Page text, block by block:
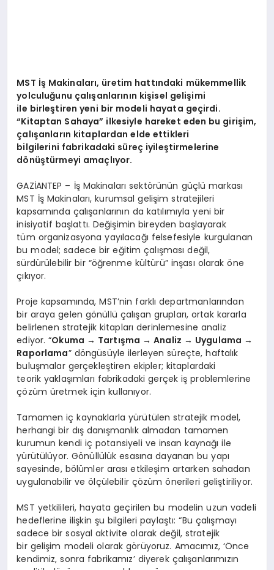
MST İş Makinaları, üretim hattındaki mükemmellik
yolculuğunu çalışanlarının kişisel gelişimi
ile birleştiren yeni bir modeli hayata geçirdi.
“Kitaptan Sahaya” ilkesiyle hareket eden bu girişim,
çalışanların kitaplardan elde ettikleri
bilgilerini fabrikadaki süreç iyileştirmelerine
dönüştürmeyi amaçlıyor.
GAZİANTEP – İş Makinaları sektörünün güçlü markası
MST İş Makinaları, kurumsal gelişim stratejileri
kapsamında çalışanlarının da katılımıyla yeni bir
inisiyatif başlattı. Değişimin bireyden başlayarak
tüm organizasyona yayılacağı felsefesiyle kurgulanan
bu model; sadece bir eğitim çalışması değil,
sürdürülebilir bir “öğrenme kültürü” inşası olarak öne
çıkıyor.
Proje kapsamında, MST’nin farklı departmanlarından
bir araya gelen gönüllü çalışan grupları, ortak kararla
belirlenen stratejik kitapları derinlemesine analiz
ediyor. “Okuma → Tartışma → Analiz → Uygulama →
Raporlama” döngüsüyle ilerleyen süreçte, haftalık
buluşmalar gerçekleştiren ekipler; kitaplardaki
teorik yaklaşımları fabrikadaki gerçek iş problemlerine
çözüm üretmek için kullanıyor.
Tamamen iç kaynaklarla yürütülen stratejik model,
herhangi bir dış danışmanlık almadan tamamen
kurumun kendi iç potansiyeli ve insan kaynağı ile
yürütülüyor. Gönüllülük esasına dayanan bu yapı
sayesinde, bölümler arası etkileşim artarken sahadan
uygulanabilir ve ölçülebilir çözüm önerileri geliştiriliyor.
MST yetkilileri, hayata geçirilen bu modelin uzun vadeli
hedeflerine ilişkin şu bilgileri paylaştı: “Bu çalışmayı
sadece bir sosyal aktivite olarak değil, stratejik
bir gelişim modeli olarak görüyoruz. Amacımız, ‘Önce
kendimiz, sonra fabrikamız’ diyerek çalışanlarımızın